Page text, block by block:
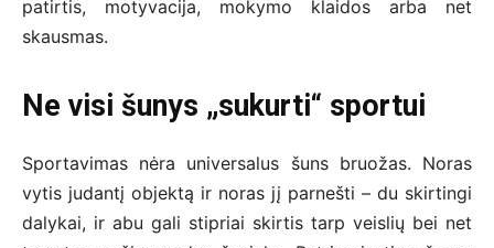
patirtis, motyvacija, mokymo klaidos arba net
skausmas.
Ne visi šunys „sukurti“ sportui
Sportavimas nėra universalus šuns bruožas. Noras
vytis judantį objektą ir noras jį parnešti – du skirtingi
dalykai, ir abu gali stipriai skirtis tarp veislių bei net